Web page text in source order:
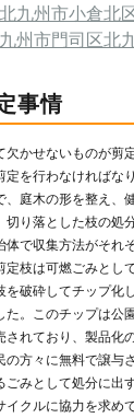
北九州市小倉北
州市門司区北
事情
欠かせないものが剪
定を行わなければな
、庭木の形を整え、
切り落とした枝の処
体で収集方法がそれ
枝は可燃ごみとし
を破砕してチップ化
た。このチップは公
されており、製品化
の方々に無料で譲与
ごみとして処分に出
イクルに協力を求め